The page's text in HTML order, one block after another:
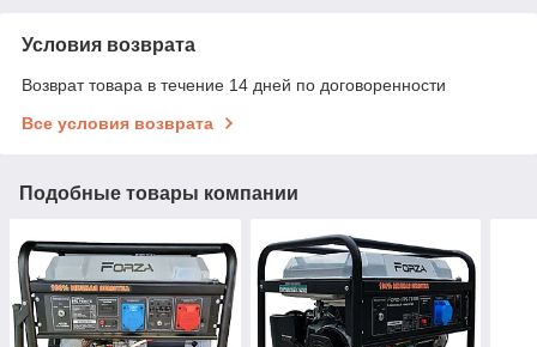
Условия возврата
Возврат товара в течение 14 дней по договоренности
Все условия возврата
Подобные товары компании